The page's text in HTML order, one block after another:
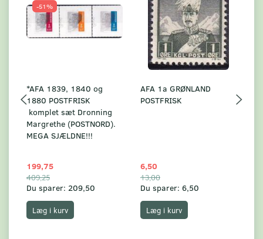
-51%
*AFA 1839, 1840 og
1880 POSTFRISK
komplet sæt Dronning
Margrethe (POSTNORD).
MEGA SJÆLDNE!!!
199,75
409,25
Du sparer: 209,50
Læg i kurv
AFA 1a GRØNLAND
POSTFRISK
6,50
13,00
Du sparer: 6,50
Læg i kurv